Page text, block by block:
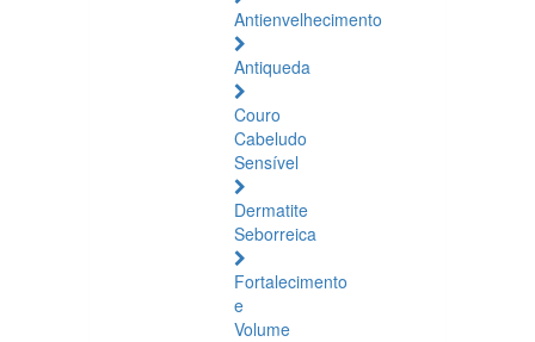
Antienvelhecimento
Antiqueda
Couro
Cabeludo
Sensível
Dermatite
Seborreica
Fortalecimento
e
Volume